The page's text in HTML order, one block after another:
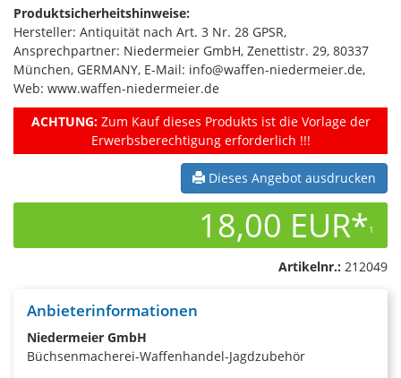
Produktsicherheitshinweise:
Hersteller: Antiquität nach Art. 3 Nr. 28 GPSR,
Ansprechpartner: Niedermeier GmbH, Zenettistr. 29, 80337
München, GERMANY, E-Mail: info@waffen-niedermeier.de,
Web: www.waffen-niedermeier.de
ACHTUNG:Zum Kauf dieses Produkts ist die Vorlage der
Erwerbsberechtigung erforderlich !!!
Dieses Angebot ausdrucken
18,00 EUR*1
Artikelnr.: 212049
Anbieterinformationen
Niedermeier GmbH
Büchsenmacherei-Waffenhandel-Jagdzubehör